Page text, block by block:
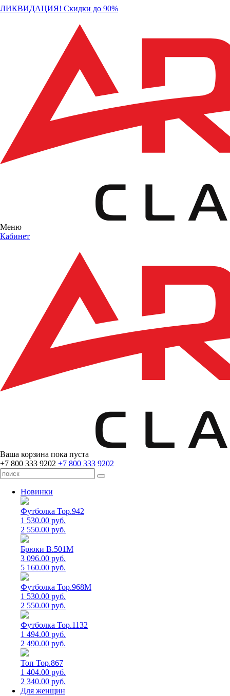
ЛИКВИДАЦИЯ! Скидки до 90%
Меню
Кабинет
Ваша корзина пока пуста
+7 800 333 9202 +7 800 333 9202
Новинки
Футболка Top.942
1 530.00 руб.
2 550.00 руб.
Брюки B.501M
3 096.00 руб.
5 160.00 руб.
Футболка Top.968M
1 530.00 руб.
2 550.00 руб.
Футболка Top.1132
1 494.00 руб.
2 490.00 руб.
Топ Top.867
1 404.00 руб.
2 340.00 руб.
Для женщин